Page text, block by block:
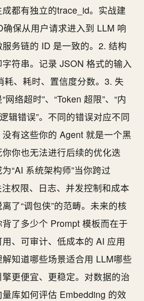
都有独立的trace_id。实战建
确保从用户请求进入到 LLM 响
务链的 ID 是一致的。2. 结构
符串。记录 JSON 格式的输入
耗、耗时、置信度分数。3. 失
络超时”、“Token 超限”、“内
辑错误”。不同的错误对应不同
有这些你的 Agent 就是一个黑
你也无法进行后续的优化迭
“AI 系统架构师”当你跨过
权限、日志、并发控制和成本
了“调包侠”的范畴。未来的核
了多少个 Prompt 模板而在于
、可审计、低成本的 AI 应用
知道哪些场景适合用 LLM哪些
更便宜、更稳定。对数据的治
库如何评估 Embedding 的效